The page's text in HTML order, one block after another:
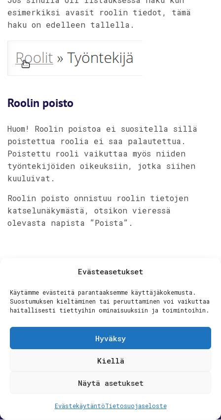
Evästeasetukset
Käytämme evästeitä parantaaksemme käyttäjäkokemusta.
Suostumuksen kieltäminen tai peruuttaminen voi vaikuttaa
haitallisesti tiettyihin ominaisuuksiin ja toimintoihin.
Hyväksy
Kiellä
Näytä asetukset
EvästekäytäntöTietosuojaseloste
esimerkiksi avasit roolin tiedot, tämä
haku on edelleen tallella.
Roolin poisto
Huom! Roolin poistoa ei suositella sillä
poistettua roolia ei saa palautettua.
Poistettu rooli vaikuttaa myös niiden
työntekijöiden oikeuksiin, jotka siihen
kuuluivat.
Roolin poisto onnistuu roolin tietojen
katselunäkymästä, otsikon vieressä
olevasta napista ”Poista”.